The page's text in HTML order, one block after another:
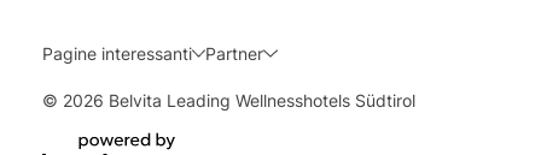
Pagine interessanti Partner
© 2026 Belvita Leading Wellnesshotels Südtirol